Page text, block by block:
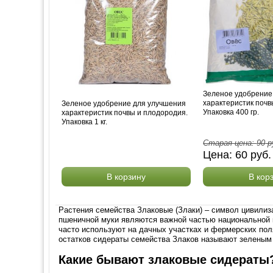
Зеленое удобрение для улучшения
характеристик почвы и плодородия.
Упаковка 1 кг.
В корзину
Зеленое
характеристик
Упаковка 400 гр.
Старая цена:90
Цена: 60
В
Растения семейства Злаковые (Злаки) – символ
пшеничной муки являются важной частью
часто используют на дачных участках и фермерских
остатков сидераты семейства Злаков называют
Какие бывают злаковые